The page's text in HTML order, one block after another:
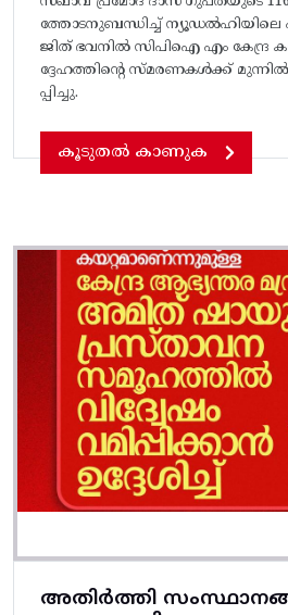
ത്തോടനുബന്ധിച്ച്
ജിത് ഭവനിൽ സിപിഐ എം കേന്ദ്ര
ദ്ദേഹത്തിന്റെ സ്മരണകൾക്ക്
പ്പിച്ചു.
കൂടുതൽ കാണുക
അതിർത്തി